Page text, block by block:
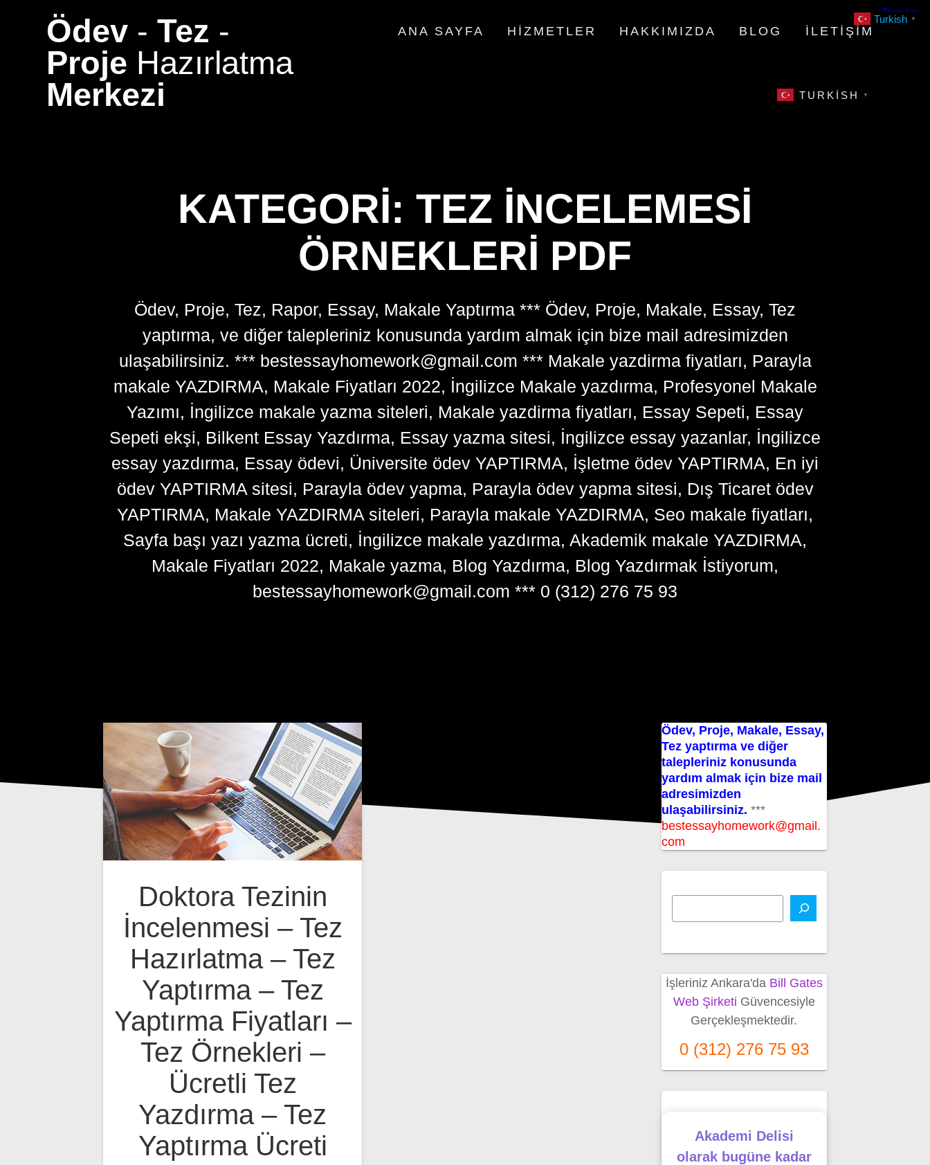
Ödev - Tez -
Proje Hazırlatma
Merkezi
ANA SAYFA HIZMETLER HAKKIMIZDA BLOG İLETIŞIM
TURKISH ▼
KATEGORI: TEZ INCELEMESI
ÖRNEKLERI PDF
Ödev, Proje, Tez, Rapor, Essay, Makale Yaptırma *** Ödev, Proje, Makale, Essay, Tez
yaptırma, ve diğer talepleriniz konusunda yardım almak için bize mail adresimizden
ulaşabilirsiniz. *** bestessayhomework@gmail.com *** Makale yazdirma fiyatları, Parayla
makale YAZDIRMA, Makale Fiyatları 2022, İngilizce Makale yazdırma, Profesyonel Makale
Yazımı, İngilizce makale yazma siteleri, Makale yazdirma fiyatları, Essay Sepeti, Essay
Sepeti ekşi, Bilkent Essay Yazdırma, Essay yazma sitesi, İngilizce essay yazanlar, İngilizce
essay yazdırma, Essay ödevi, Üniversite ödev YAPTIRMA, İşletme ödev YAPTIRMA, En iyi
ödev YAPTIRMA sitesi, Parayla ödev yapma, Parayla ödev yapma sitesi, Dış Ticaret ödev
YAPTIRMA, Makale YAZDIRMA siteleri, Parayla makale YAZDIRMA, Seo makale fiyatları,
Sayfa başı yazı yazma ücreti, İngilizce makale yazdırma, Akademik makale YAZDIRMA,
Makale Fiyatları 2022, Makale yazma, Blog Yazdırma, Blog Yazdırmak İstiyorum,
bestessayhomework@gmail.com *** 0 (312) 276 75 93
Doktora Tezinin
İncelenmesi – Tez
Hazırlatma – Tez
Yaptırma – Tez
Yaptırma Fiyatları –
Tez Örnekleri –
Ücretli Tez
Yazdırma – Tez
Yaptırma Ücreti
Ödev, Proje, Makale, Essay,
Tez yaptırma ve diğer
talepleriniz konusunda
yardım almak için bize mail
adresimizden
ulaşabilirsiniz. ***
bestessayhomework@gmail.
com
İşleriniz Ankara'da Bill Gates
Web Şirketi Güvencesiyle
Gerçekleşmektedir.
0 (312) 276 75 93
Akademi Delisi
olarak bugüne kadar
Turkish ▼